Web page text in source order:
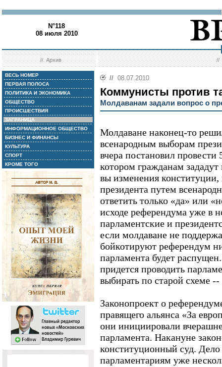
N°118
08 июля 2010
//Архив //
ВЕСЬ НОМЕР
ПЕРВАЯ ПОЛОСА
ПОЛИТИКА И ЭКОНОМИКА
ОБЩЕСТВО
ПРОИСШЕСТВИЯ
ЗАГРАНИЦА
ИНФОРМАЦИОННОЕ ОБЩЕСТВО
БИЗНЕС И ФИНАНСЫ
КУЛЬТУРА
СПОРТ
КРОМЕ ТОГО
// 08.07.2010
Коммунисты против
Молдаванам задали вопрос о
Молдаване наконец-то
всенародным выборам
вчера постановил
котором гражданам
вы изменения конституции,
президента путем
ответить только «да» или
исходе референдума уже в
парламентские и
если молдаване не
бойкотируют референдум
парламента будет
придется проводить
выбирать по старой схеме
Законопроект о
правящего альянса «За
они инициировали
парламента. Накануне
конституционный суд. Дело
парламентариям уже